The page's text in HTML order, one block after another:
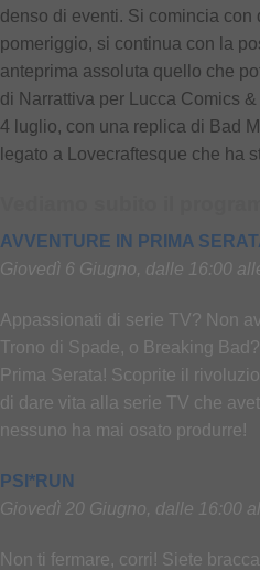
denso di eventi. Si comincia con
pomeriggio, si continua con la
anteprima assoluta quello che
di Narrattiva per Lucca Comics
4 luglio, con una replica di Bad
legato a Lovecraftesque che ha
AVVENTURE IN PRIMA
Giovedì 6 Giugno, dalle 16:00
Appassionati di serie TV? Non
Trono di Spade, o Breaking
Prima Serata! Scoprite il
di dare vita alla serie TV che
nessuno ha mai osato produrre!
PSI*RUN
Giovedì 20 Giugno, dalle 16:00
Non ti fermare, corri! Siete